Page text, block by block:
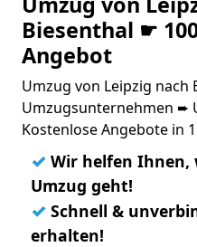
Biesenthal ☛
Angebot
Umzug von Leipzig nach
Umzugsunternehmen ➨
Kostenlose Angebote in
✓ Wir helfen Ihnen,
Umzug geht!
✓ Schnell &
erhalten!